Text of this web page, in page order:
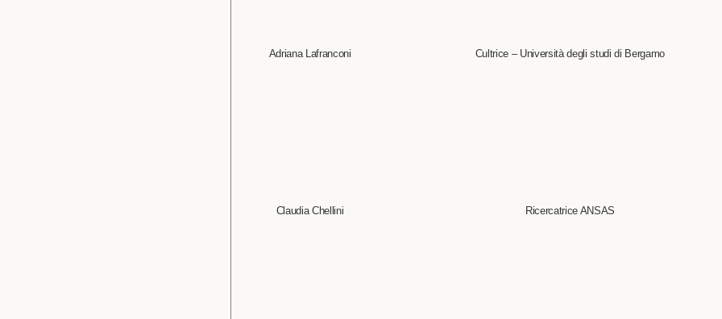
Adriana Lafranconi Cultrice – Università degli studi di Bergamo
Claudia Chellini Ricercatrice ANSAS